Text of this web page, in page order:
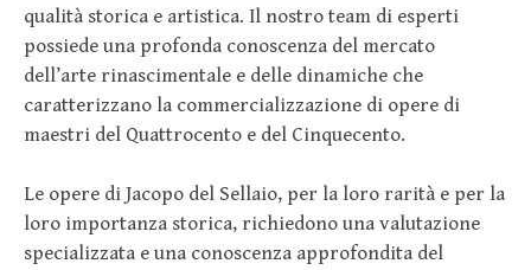
qualità storica e artistica. Il nostro team di esperti
possiede una profonda conoscenza del mercato
dell’arte rinascimentale e delle dinamiche che
caratterizzano la commercializzazione di opere di
maestri del Quattrocento e del Cinquecento.
Le opere di Jacopo del Sellaio, per la loro rarità e per la
loro importanza storica, richiedono una valutazione
specializzata e una conoscenza approfondita del